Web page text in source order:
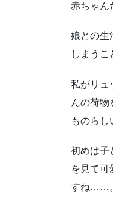
赤ちゃん
娘との生
しまうこ
私がリュ
んの荷物
ものらし
初めは子
を見て可
すね……